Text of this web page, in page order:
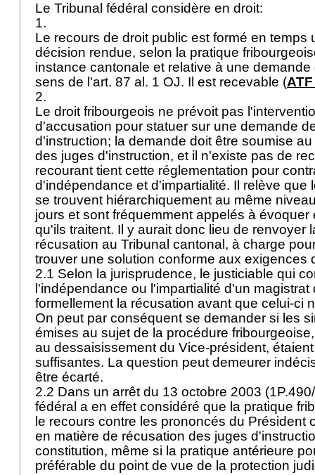
Le Tribunal fédéral considère en droit:
1.
Le recours de droit public est formé en temps
décision rendue, selon la pratique
instance cantonale et relative à une
sens de l'art. 87 al. 1 OJ. Il est recevable (
2.
Le droit fribourgeois ne prévoit pas
d'accusation pour statuer sur une demande
d'instruction; la demande doit être soumise
des juges d'instruction, et il n'existe pas de
recourant tient cette réglementation pour
d'indépendance et d'impartialité. Il relève que
se trouvent hiérarchiquement au même
jours et sont fréquemment appelés à évoquer
qu'ils traitent. Il y aurait donc lieu de renvoyer
récusation au Tribunal cantonal, à charge
trouver une solution conforme aux
2.1 Selon la jurisprudence, le justiciable qui
l'indépendance ou l'impartialité d'un
formellement la récusation avant que celui-ci
On peut par conséquent se demander si les
émises au sujet de la procédure
au dessaisissement du Vice-président,
suffisantes. La question peut demeurer
être écarté.
2.2 Dans un arrêt du 13 octobre 2003
fédéral a en effet considéré que la pratique
le recours contre les prononcés du Président
en matière de récusation des juges
constitution, même si la pratique antérieure
préférable du point de vue de la protection